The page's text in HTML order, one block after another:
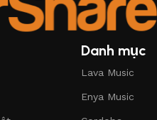
Danh mục
Lava Music
Enya Music